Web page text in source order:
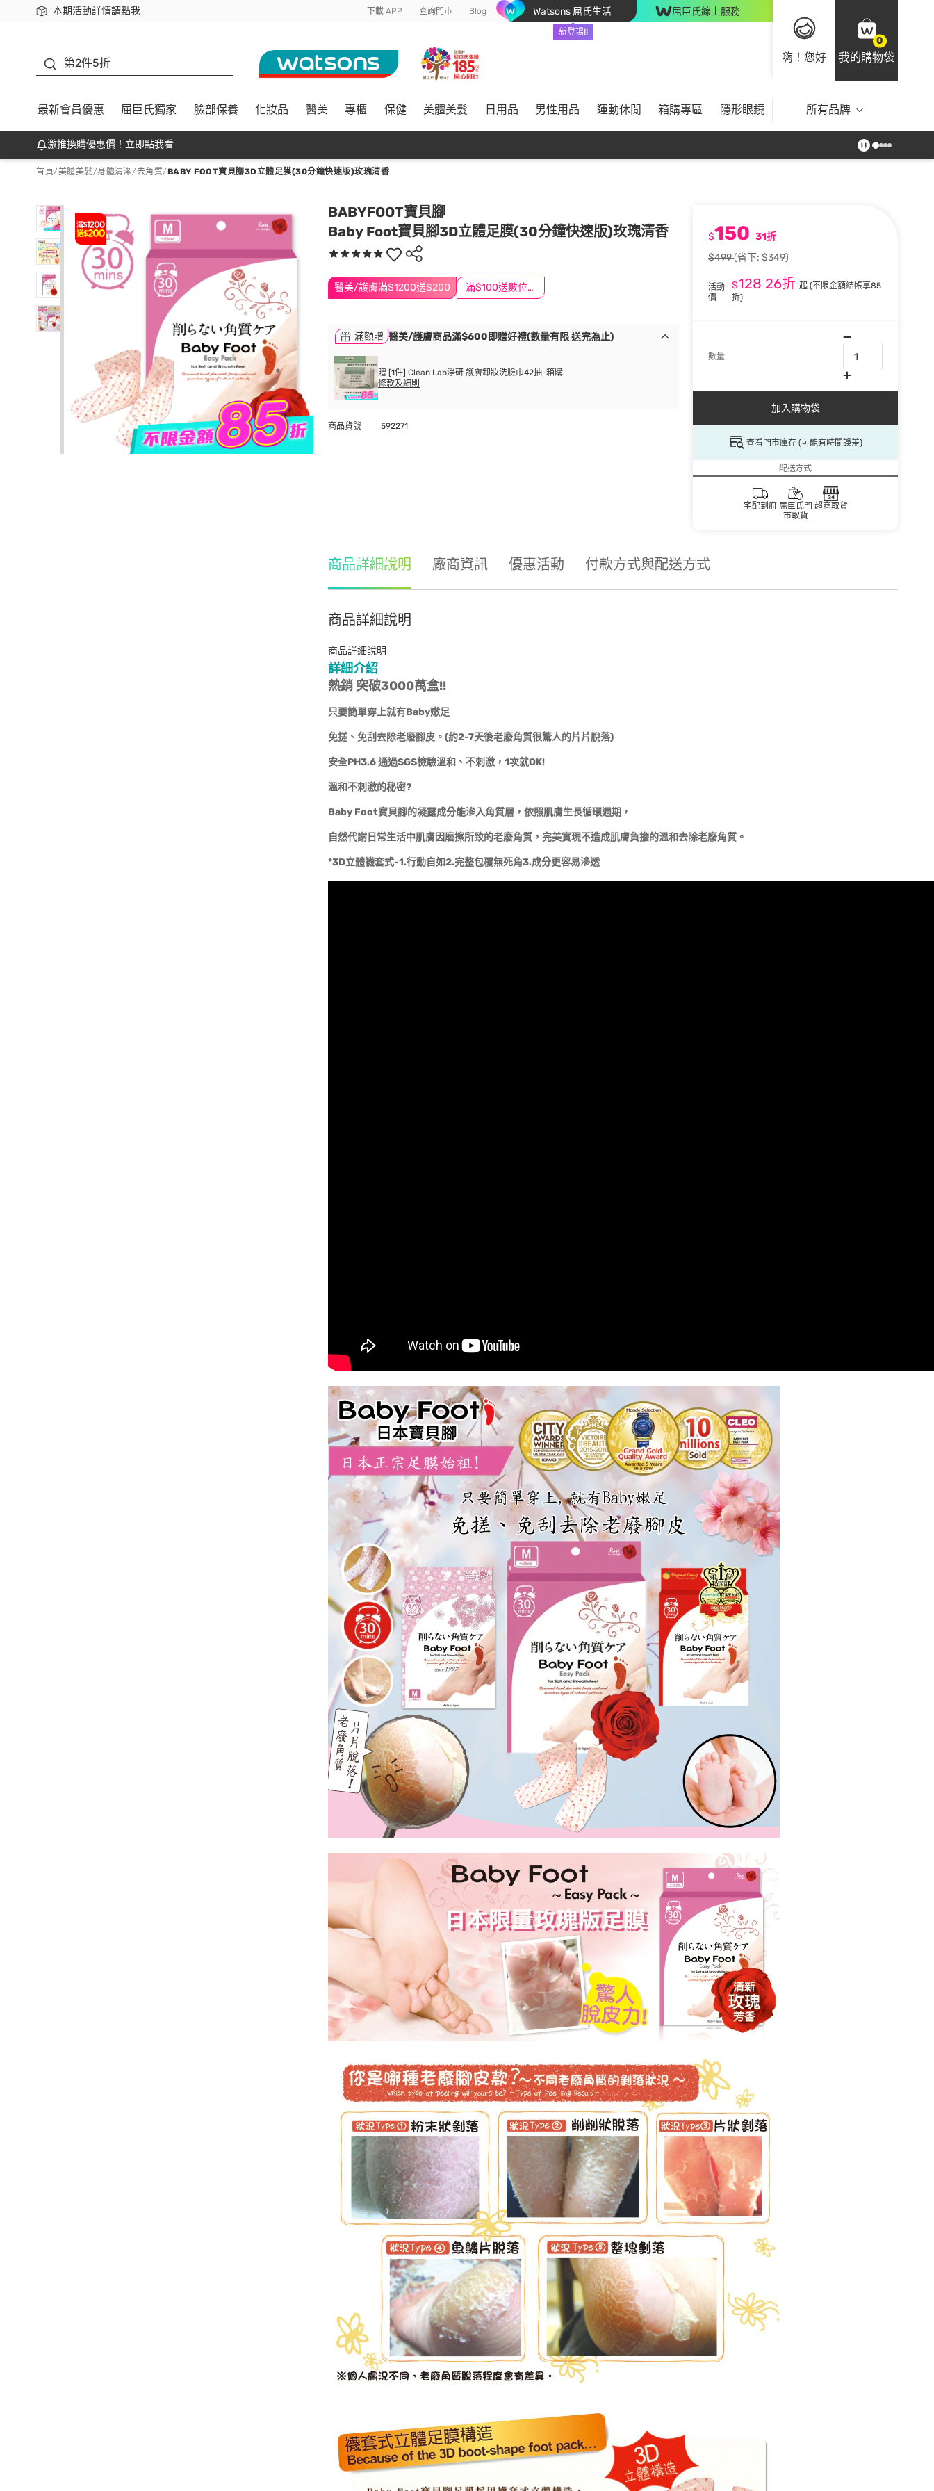
本期活動詳情請點我
下載app最高回饋$350 下載 APP 查詢門市 Blog Watsons 屈氏生活
新登場!!
屈臣氏線上服務
嗨！您好
0
我的購物袋
第2件5折
最新會員優惠 屈臣氏獨家 臉部保養 化妝品 醫美 專櫃 保健 美體美髮 日用品 男性用品 運動休閒 箱購專區 隱形眼鏡 所有品牌
激推換購優惠價！立即點我看
首頁/美體美髮/身體清潔/去角質/BABY FOOT寶貝腳3D立體足膜(30分鐘快速版)玫瑰清香
BABYFOOT寶貝腳
Baby Foot寶貝腳3D立體足膜(30分鐘快速版)玫瑰清香
醫美/護膚滿$1200送$200 滿$100送數位印花
$150 31折
$499(省下: $349)
活動
價
$128 26折 起 (不限金額結帳享85
折)
數量
加入購物袋
查看門市庫存 (可能有時間誤差)
配送方式
宅配到府 屈臣氏門
市取貨
超商取貨
滿額贈 醫美/護膚商品滿$600即贈好禮(數量有限 送完為止)
贈 [1件] Clean Lab淨研 護膚卸妝洗臉巾42抽-箱購
條款及細則
商品貨號 592271
商品詳細說明 廠商資訊 優惠活動 付款方式與配送方式
商品詳細說明
商品詳細說明
詳細介紹
熱銷 突破3000萬盒!!
只要簡單穿上就有Baby嫩足
免搓、免刮去除老廢腳皮。(約2-7天後老廢角質很驚人的片片脫落)
安全PH3.6 通過SGS檢驗溫和、不刺激，1次就OK!
溫和不刺激的秘密?
Baby Foot寶貝腳的凝露成分能滲入角質層，依照肌膚生長循環週期，
自然代謝日常生活中肌膚因磨擦所致的老廢角質，完美實現不造成肌膚負擔的溫和去除老廢角質。
*3D立體襪套式-1.行動自如2.完整包覆無死角3.成分更容易滲透